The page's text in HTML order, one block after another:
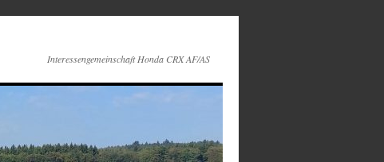
Interessengemeinschaft Honda CRX AF/AS